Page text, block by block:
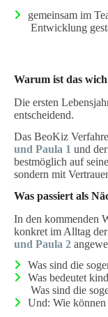
gemeinsam im
Entwicklung
Warum ist das
Die ersten
entscheidend.
Das BeoKiz
und Paula 1 und der
bestmöglich auf
sondern mit
Was passiert als
In den kommenden
konkret im Alltag der
und Paula 2
Was sind die
Was bedeutet
Was sind die
Und: Wie können